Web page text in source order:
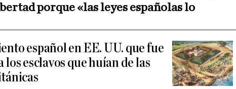
porque «las leyes españolas lo
español en EE. UU. que fue
los esclavos que huían de las